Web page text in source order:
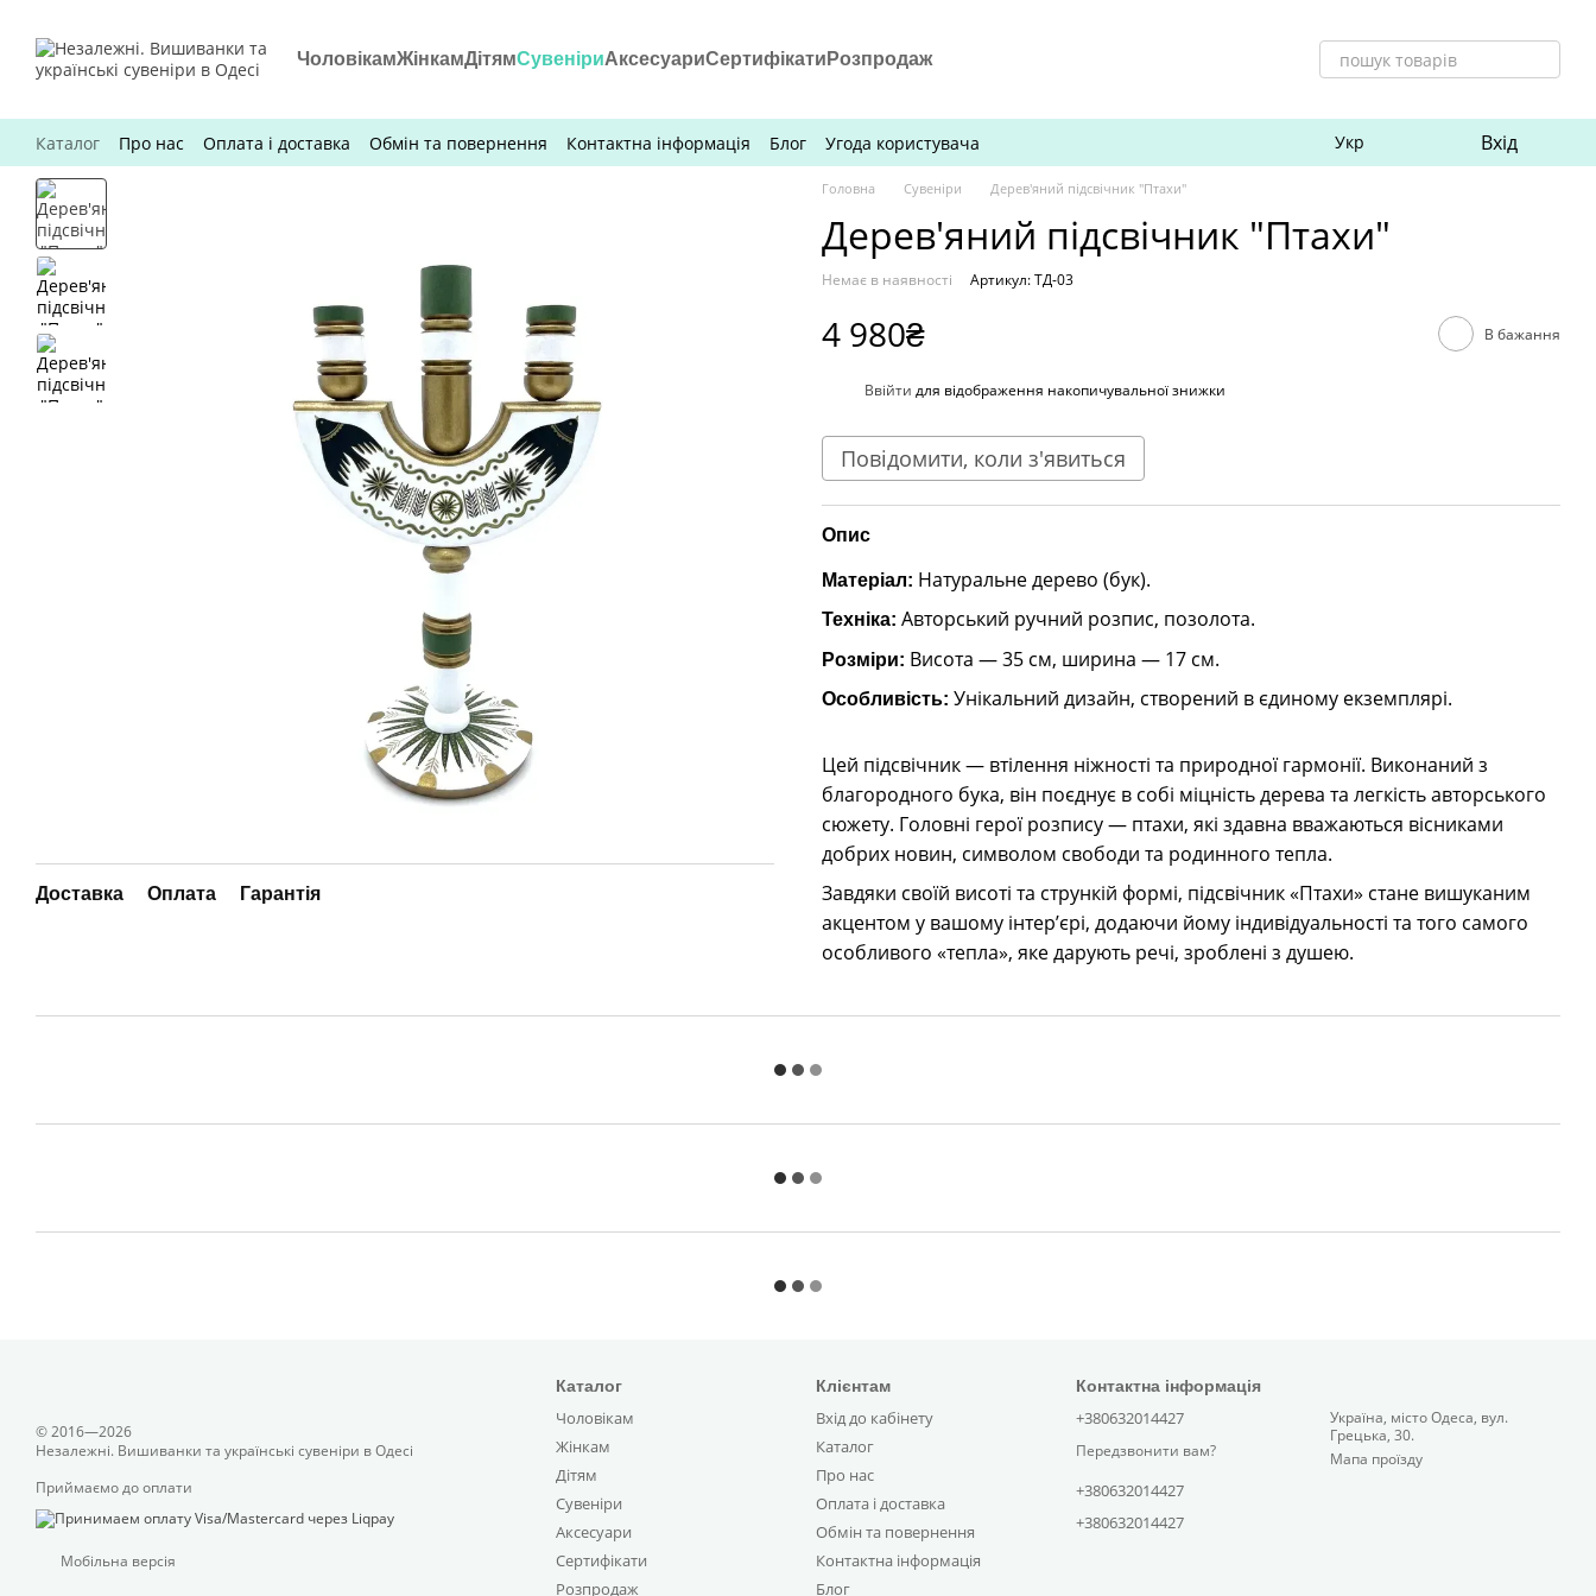
ЧоловікамЖінкамДітямСувеніриАксесуариСертифікати Розпродаж
Каталог Про нас Оплата і доставка Обмін та повернення Контактна інформація Блог Угода користувача Укр Вхід
Доставка Оплата Гарантія
Головна Сувеніри Дерев'яний підсвічник "Птахи"
Дерев'яний підсвічник "Птахи"
Немає в наявності Артикул: ТД-03
4 980₴ В бажання
Ввійти для відображення накопичувальної знижки
Повідомити, коли з'явиться
Опис
Матеріал: Натуральне дерево (бук).
Техніка: Авторський ручний розпис, позолота.
Розміри: Висота — 35 см, ширина — 17 см.
Особливість: Унікальний дизайн, створений в єдиному екземплярі.
Цей підсвічник — втілення ніжності та природної гармонії. Виконаний з
благородного бука, він поєднує в собі міцність дерева та легкість авторського
сюжету. Головні герої розпису — птахи, які здавна вважаються вісниками
добрих новин, символом свободи та родинного тепла.
Завдяки своїй висоті та стрункій формі, підсвічник «Птахи» стане вишуканим
акцентом у вашому інтер’єрі, додаючи йому індивідуальності та того самого
особливого «тепла», яке дарують речі, зроблені з душею.
© 2016—2026
Незалежні. Вишиванки та українські сувеніри в Одесі
Приймаємо до оплати
Мобільна версія
Каталог
Чоловікам
Жінкам
Дітям
Сувеніри
Аксесуари
Сертифікати
Розпродаж
Клієнтам
Вхід до кабінету
Каталог
Про нас
Оплата і доставка
Обмін та повернення
Контактна інформація
Блог
Контактна інформація
+380632014427
Передзвонити вам?
+380632014427
+380632014427
Україна, місто Одеса, вул.
Грецька, 30.
Мапа проїзду